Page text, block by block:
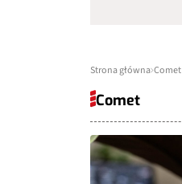
Strona główna Comet
Comet